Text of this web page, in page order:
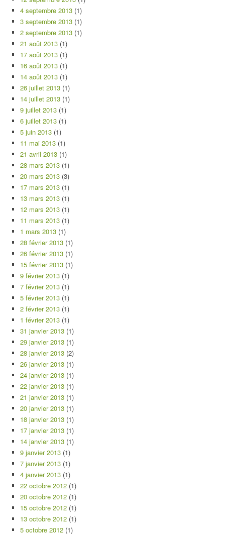
4 septembre 2013 (1)
3 septembre 2013 (1)
2 septembre 2013 (1)
21 août 2013 (1)
17 août 2013 (1)
16 août 2013 (1)
14 août 2013 (1)
26 juillet 2013 (1)
14 juillet 2013 (1)
9 juillet 2013 (1)
6 juillet 2013 (1)
5 juin 2013 (1)
11 mai 2013 (1)
21 avril 2013 (1)
28 mars 2013 (1)
20 mars 2013 (3)
17 mars 2013 (1)
13 mars 2013 (1)
12 mars 2013 (1)
11 mars 2013 (1)
1 mars 2013 (1)
28 février 2013 (1)
26 février 2013 (1)
15 février 2013 (1)
9 février 2013 (1)
7 février 2013 (1)
5 février 2013 (1)
2 février 2013 (1)
1 février 2013 (1)
31 janvier 2013 (1)
29 janvier 2013 (1)
28 janvier 2013 (2)
26 janvier 2013 (1)
24 janvier 2013 (1)
22 janvier 2013 (1)
21 janvier 2013 (1)
20 janvier 2013 (1)
18 janvier 2013 (1)
17 janvier 2013 (1)
14 janvier 2013 (1)
9 janvier 2013 (1)
7 janvier 2013 (1)
4 janvier 2013 (1)
22 octobre 2012 (1)
20 octobre 2012 (1)
15 octobre 2012 (1)
13 octobre 2012 (1)
5 octobre 2012 (1)